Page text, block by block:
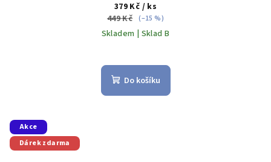
379 Kč / ks
449 Kč (–15 %)
Skladem | Sklad B
Do košíku
Akce
Dárek zdarma